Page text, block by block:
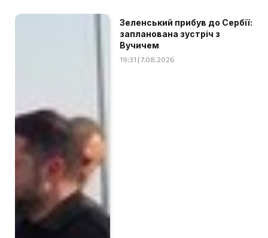
Зеленський прибув до Сербії:
запланована зустріч з
Вучичем
19:31 | 7.08.2026